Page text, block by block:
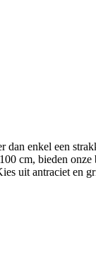
enkel een
cm, bieden
uit antraciet en